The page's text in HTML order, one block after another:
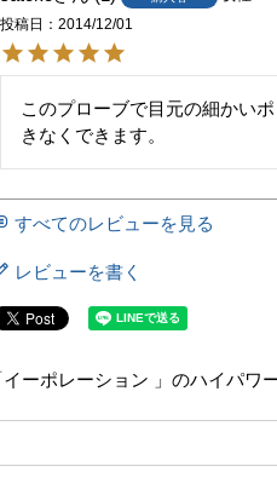
投稿日
2014/12/01
このプローブで目元の細かい
きなくできます。
すべてのレビューを見る
レビューを書く
ーポレーション 」のハイパワ